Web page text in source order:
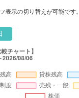
表示の切り替えが可能です。